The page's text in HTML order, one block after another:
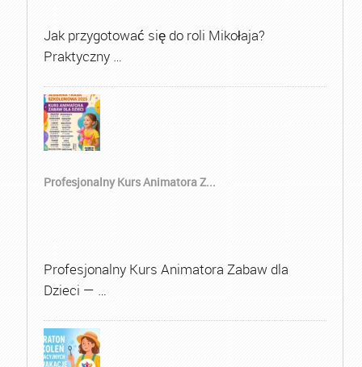
Jak przygotować się do roli Mikołaja?
Praktyczny …
Profesjonalny Kurs Animatora Z...
Profesjonalny Kurs Animatora Zabaw dla
Dzieci — …